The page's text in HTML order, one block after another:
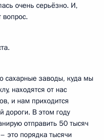
очень серьёзно. И,
вопрос.
сахарные заводы, куда мы
находятся от нас
и нам приходится
дороги. В этом году
отправить 50 тысяч
это порядка тысячи